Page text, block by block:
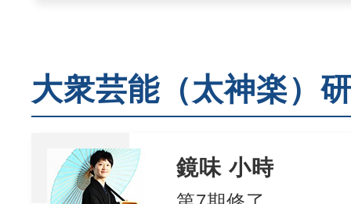
大衆芸能（太神楽）
鏡味 小時